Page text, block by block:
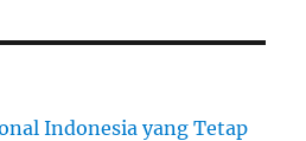
Indonesia yang Tetap